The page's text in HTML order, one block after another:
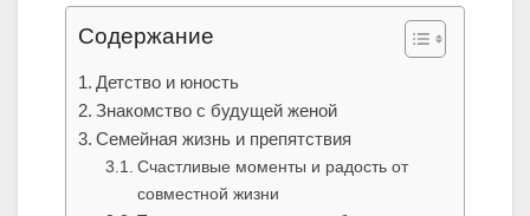
Содержание
Детство и юность
Знакомство с будущей женой
Семейная жизнь и препятствия
Счастливые моменты и радость от
совместной жизни